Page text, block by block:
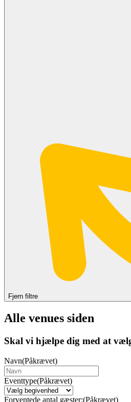
Fjern filtre
Alle venues siden
Skal vi hjælpe dig med at
Navn(Påkrævet)
Eventtype(Påkrævet)
Forventede antal gæster:(Påkrævet)